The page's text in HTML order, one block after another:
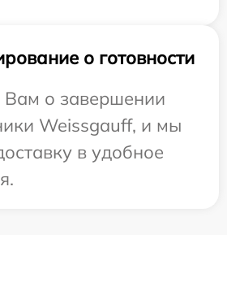
о готовности
о завершении
Weissgauff, и мы
в удобное